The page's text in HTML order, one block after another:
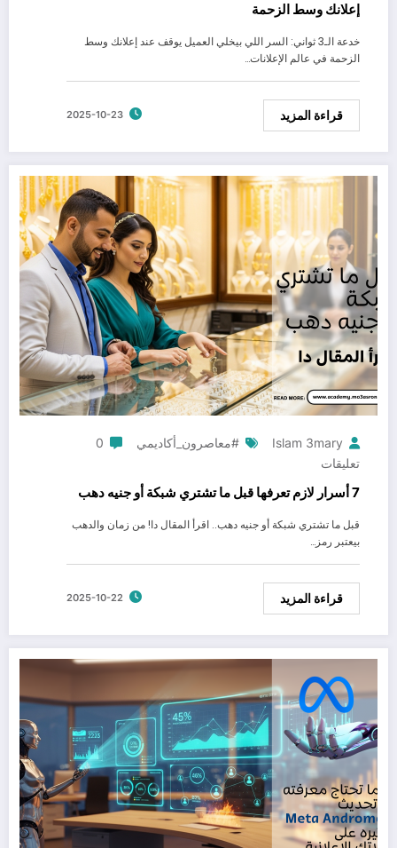
إعلانك وسط الزحمة
خدعة الـ3 ثواني: السر اللي بيخلي العميل يوقف عند إعلانك وسط
الزحمة في عالم الإعلانات…
قراءة المزيد 2025-10-23
Islam 3mary #معاصرون_أكاديمي
0
تعليقات
7 أسرار لازم تعرفها قبل ما تشتري شبكة أو جنيه دهب
قبل ما تشتري شبكة أو جنيه دهب.. اقرأ المقال دا! من زمان والدهب
بيعتبر رمز…
قراءة المزيد 2025-10-22